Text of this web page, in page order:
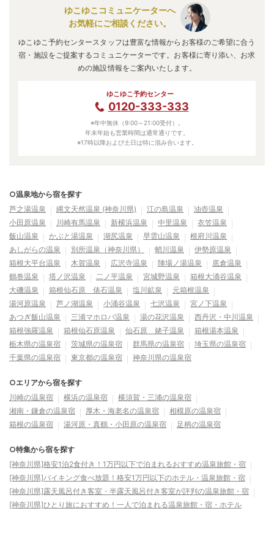
ゆこゆこコミュニケーターへ
お気軽にご相談ください。
ゆこゆこ予約センタースタッフは豊富な情報からお客様のご希望に合う
宿・施設をご提案するコミュニケーターです。お客様に寄り添い、お求
めの施設情報をご案内いたします。
ゆこゆこ予約センター
0120-333-333
※年中無休（9:00～21:00受付）。
年末年始も営業時間は通常通りです。
※17時以降および土日は特に混み合います。
○温泉地から宿を探す
芦之湯温泉
縄文天然温泉 (神奈川県) 江の島温泉
油壺温泉
小田原温泉
川崎有馬温泉 新横浜温泉 中里温泉
衣笠温泉
飯山温泉
かぶと湯温泉 湖尻温泉 早雲山温泉
根府川温泉
あしがらの温泉
別所温泉（神奈川県） 蛸川温泉
伊勢原温泉
箱根大平台温泉
木賀温泉 広沢寺温泉 陣場ノ湯温泉
底倉温泉
鶴巻温泉
塔ノ沢温泉 二ノ平温泉 宮城野温泉
箱根大涌谷温泉
大磯温泉
箱根仙石原 俵石温泉 塩川鉱泉
元箱根温泉
湯河原温泉
芦ノ湖温泉 小涌谷温泉 七沢温泉
宮ノ下温泉
あつぎ飯山温泉
三浦マホロバ温泉 湯の花沢温泉
西丹沢・中川温泉
箱根強羅温泉
箱根仙石原温泉 仙石原 姥子温泉
箱根湯本温泉
栃木県の温泉宿
茨城県の温泉宿 群馬県の温泉宿
埼玉県の温泉宿
千葉県の温泉宿
東京都の温泉宿 神奈川県の温泉宿
○エリアから宿を探す
川崎の温泉宿
横浜の温泉宿
横須賀・三浦の温泉宿
湘南・鎌倉の温泉宿
厚木・海老名の温泉宿
相模原の温泉宿
箱根の温泉宿
湯河原・真鶴・小田原の温泉宿 足柄の温泉宿
○特集から宿を探す
[神奈川県]格安1泊2食付き！1万円以下で泊まれるおすすめ温泉旅館・宿
[神奈川県]バイキング食べ放題！格安1万円以下のホテル・温泉旅館・宿
[神奈川県]露天風呂付き客室・半露天風呂付き客室が評判の温泉旅館・宿
[神奈川県]ひとり旅におすすめ！一人で泊まれる温泉旅館・宿・ホテル